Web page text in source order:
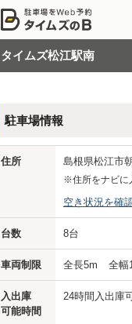
タイムズ松江駅南
駐車場情報
住所 島根県松江市
※住所をナビに
空き状況を確
台数 8台
車両制限 全長5m 全幅
入出庫
可能時間
24時間入出庫